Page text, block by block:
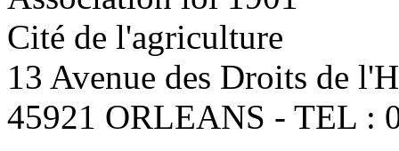
Cité de l'agriculture
13 Avenue des Droits de
45921 ORLEANS - TEL :